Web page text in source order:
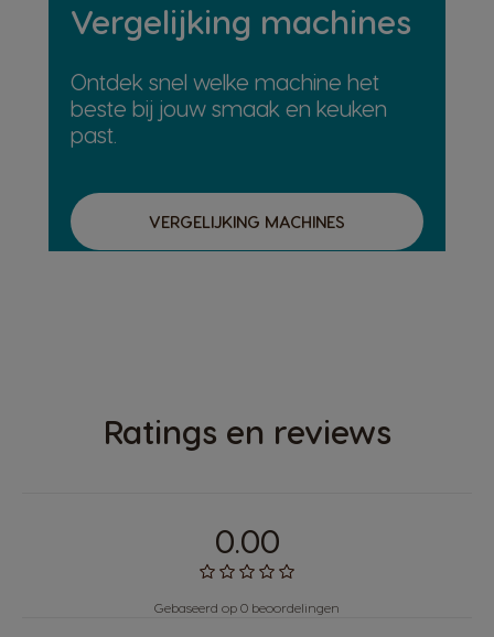
Vergelijking machines
Ontdek snel welke machine het
beste bij jouw smaak en keuken
past.
VERGELIJKING MACHINES
Ratings en reviews
0.00
Gebaseerd op 0 beoordelingen